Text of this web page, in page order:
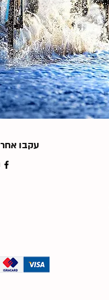
עקבו